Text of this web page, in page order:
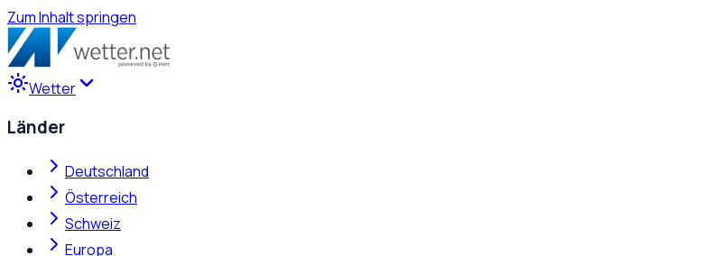
Zum Inhalt springen
Wetter
Länder
Deutschland
Österreich
Schweiz
Europa